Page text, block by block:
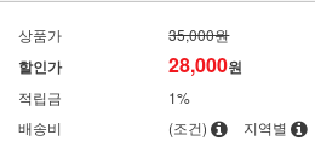
상품가 35,000원
할인가 28,000원
적립금
1%
배송비
(조건) 지역별